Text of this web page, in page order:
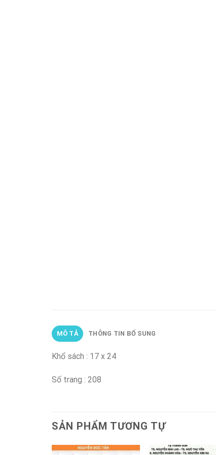
MÔ TẢ THÔNG TIN BỔ SUNG
Khổ sách : 17 x 24
Số trang : 208
SẢN PHẨM TƯƠNG TỰ